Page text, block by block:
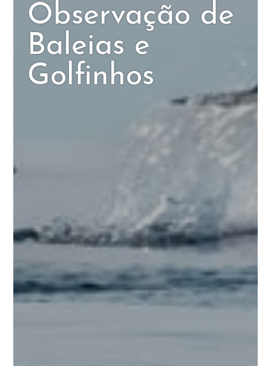
Observação de
Baleias e
Golfinhos